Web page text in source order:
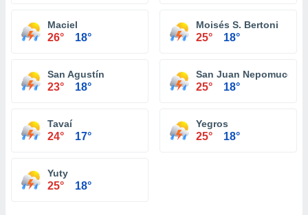
Maciel
26° 18°
Moisés S. Bertoni
25° 18°
San Agustín
23° 18°
San Juan Nepomuceno
25° 18°
Tavaí
24° 17°
Yegros
25° 18°
Yuty
25° 18°